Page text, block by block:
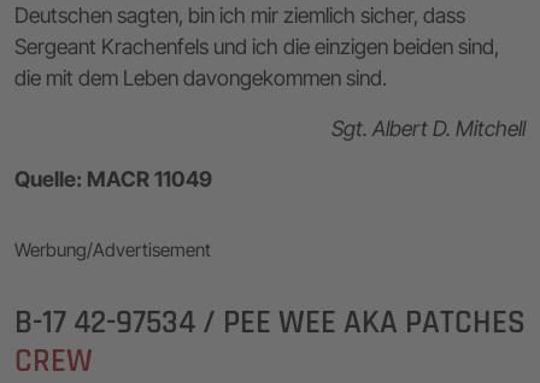
Deutschen sagten, bin ich mir ziemlich sicher, dass
Sergeant Krachenfels und ich die einzigen beiden sind,
die mit dem Leben davongekommen sind.
Sgt. Albert D. Mitchell
Quelle: MACR 11049
Werbung/Advertisement
B-17 42-97534 / PEE WEE AKA PATCHES
CREW